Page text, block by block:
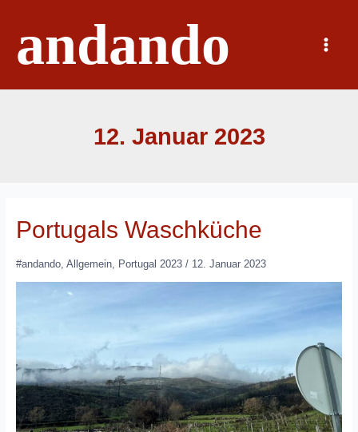
springenandando
Main
Menu
12. Januar 2023
Portugals Waschküche
#andando, Allgemein, Portugal 2023/ 12. Januar 2023